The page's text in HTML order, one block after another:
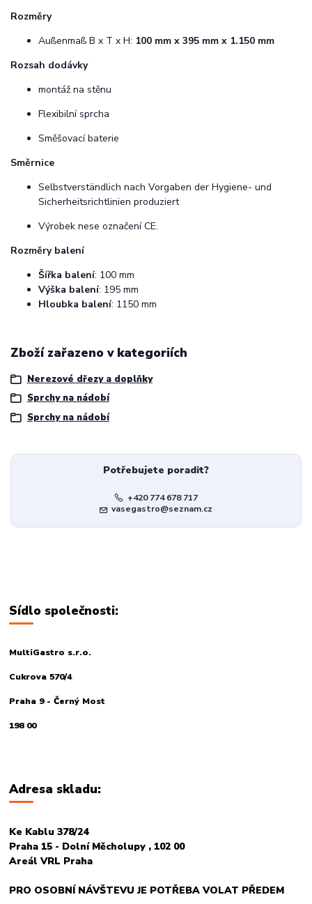
Rozměry
Außenmaß B x T x H: 100 mm x 395 mm x 1.150 mm
Rozsah dodávky
montáž na stěnu
Flexibilní sprcha
Směšovací baterie
Směrnice
Selbstverständlich nach Vorgaben der Hygiene- und
Sicherheitsrichtlinien produziert
Výrobek nese označení CE.
Rozměry balení
Šířka balení: 100 mm
Výška balení: 195 mm
Hloubka balení: 1150 mm
Zboží zařazeno v kategoriích
Nerezové dřezy a doplňky
Sprchy na nádobí
Sprchy na nádobí
Potřebujete poradit?
+420 774 678 717
vasegastro@seznam.cz
Sídlo společnosti:
MultiGastro s.r.o.
Cukrova 570/4
Praha 9 - Černý Most
198 00
Adresa skladu:
Ke Kablu 378/24
Praha 15 - Dolní Měcholupy , 102 00
Areál VRL Praha
PRO OSOBNÍ NÁVŠTEVU JE POTŘEBA VOLAT PŘEDEM